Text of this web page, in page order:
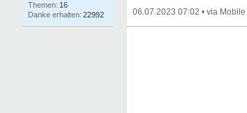
16
22992
06.07.2023 07:02 •